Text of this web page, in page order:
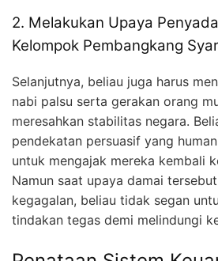
2. Melakukan Upaya
Kelompok Pembangkang
Selanjutnya, beliau juga harus
nabi palsu serta gerakan orang
meresahkan stabilitas negara.
pendekatan persuasif yang
untuk mengajak mereka kembali
Namun saat upaya damai
kegagalan, beliau tidak segan
tindakan tegas demi melindungi